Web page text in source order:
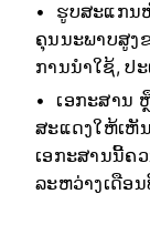
ຮູບສະແກນ
ຄຸນນະພາບສູງ
ການນຳໃຊ້, ປ
ເອກະສານ
ສະແດງໃຫ້ເຫັນ
ເອກະສານນີ້ຄ
ລະຫວ່າງເດືອ